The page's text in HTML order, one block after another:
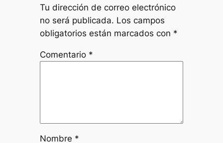
Tu dirección de correo electrónico
no será publicada. Los campos
obligatorios están marcados con *
Comentario *
Nombre *